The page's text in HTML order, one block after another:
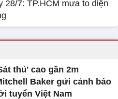
28/7: TP.HCM mưa to diện
thủ' cao gần 2m
Baker gửi cảnh báo
tuyển Việt Nam